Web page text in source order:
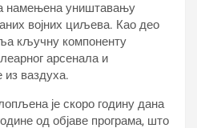
намењена уништавању
војних циљева. Као део
кључну компоненту
арсенала и
из ваздуха.
је скоро годину дана
од објаве програма, што